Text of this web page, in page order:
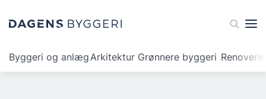
Byggeri og anlægArkitektur Grønnere byggeri